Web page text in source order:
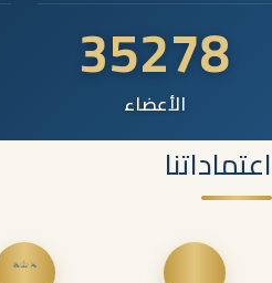
35278
الأعضاء
اعتماداتنا